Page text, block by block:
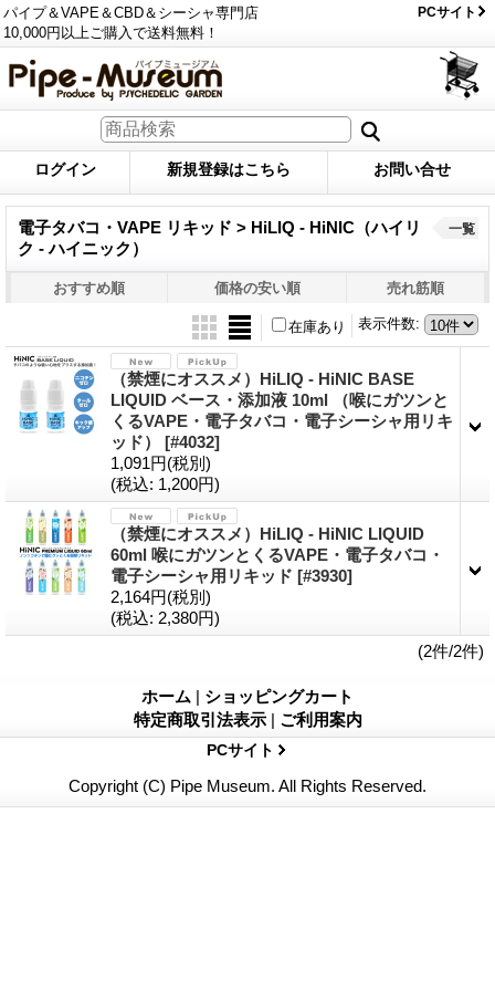
パイプ＆VAPE＆CBD＆シーシャ専門店
10,000円以上ご購入で送料無料！
PCサイト
ログイン 新規登録はこちら お問い合せ
電子タバコ・VAPE リキッド > HiLIQ - HiNIC（ハイリ
ク - ハイニック）
一覧
おすすめ順 価格の安い順 売れ筋順
表示件数:
在庫あり
（禁煙にオススメ）HiLIQ - HiNIC BASE
LIQUID ベース・添加液 10ml （喉にガツンと
くるVAPE・電子タバコ・電子シーシャ用リキ
ッド） [#4032]
1,091円(税別)
(税込: 1,200円)
（禁煙にオススメ）HiLIQ - HiNIC LIQUID
60ml 喉にガツンとくるVAPE・電子タバコ・
電子シーシャ用リキッド [#3930]
2,164円(税別)
(税込: 2,380円)
(2件/2件)
ホーム | ショッピングカート
特定商取引法表示 | ご利用案内
PCサイト
Copyright (C) Pipe Museum. All Rights Reserved.